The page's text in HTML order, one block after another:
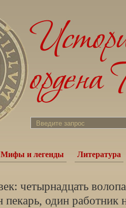
Мифы и легенды Литература
четырнадцать
пекарь, один работник